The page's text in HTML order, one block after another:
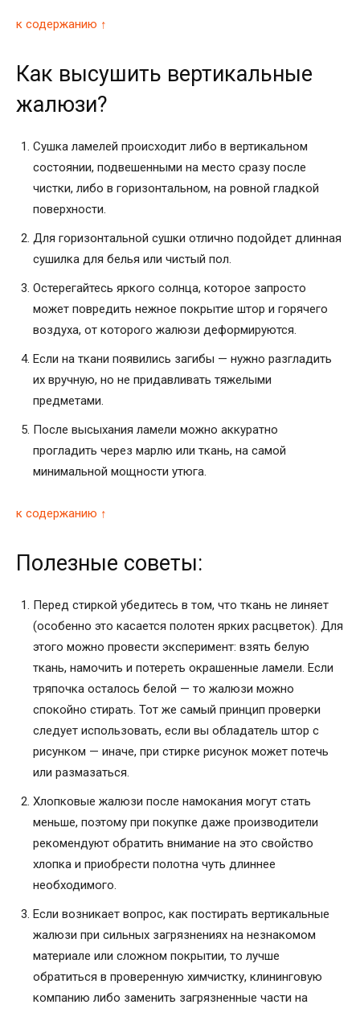
к содержанию ↑
Как высушить вертикальные
жалюзи?
Сушка ламелей происходит либо в вертикальном
состоянии, подвешенными на место сразу после
чистки, либо в горизонтальном, на ровной гладкой
поверхности.
Для горизонтальной сушки отлично подойдет длинная
сушилка для белья или чистый пол.
Остерегайтесь яркого солнца, которое запросто
может повредить нежное покрытие штор и горячего
воздуха, от которого жалюзи деформируются.
Если на ткани появились загибы — нужно разгладить
их вручную, но не придавливать тяжелыми
предметами.
После высыхания ламели можно аккуратно
прогладить через марлю или ткань, на самой
минимальной мощности утюга.
к содержанию ↑
Полезные советы:
Перед стиркой убедитесь в том, что ткань не линяет
(особенно это касается полотен ярких расцветок). Для
этого можно провести эксперимент: взять белую
ткань, намочить и потереть окрашенные ламели. Если
тряпочка осталось белой — то жалюзи можно
спокойно стирать. Тот же самый принцип проверки
следует использовать, если вы обладатель штор с
рисунком — иначе, при стирке рисунок может потечь
или размазаться.
Хлопковые жалюзи после намокания могут стать
меньше, поэтому при покупке даже производители
рекомендуют обратить внимание на это свойство
хлопка и приобрести полотна чуть длиннее
необходимого.
Если возникает вопрос, как постирать вертикальные
жалюзи при сильных загрязнениях на незнакомом
материале или сложном покрытии, то лучше
обратиться в проверенную химчистку, клининговую
компанию либо заменить загрязненные части на